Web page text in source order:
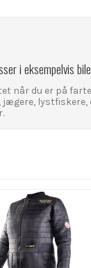
i eksempelvis
når du er på
lystfiskere,